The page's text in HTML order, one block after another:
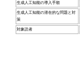
生成人工知能の導入手順
生成人工知能の潜在的な問題と対
策
対象読者